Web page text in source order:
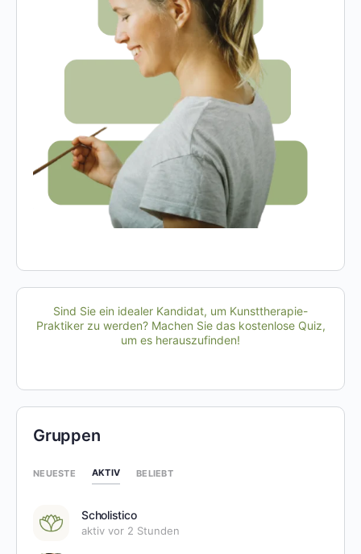
Sind Sie ein idealer Kandidat, um Kunsttherapie-
Praktiker zu werden? Machen Sie das kostenlose Quiz,
um es herauszufinden!
Gruppen
NEUESTE AKTIV BELIEBT
Scholistico
aktiv vor 2 Stunden